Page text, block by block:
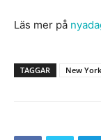
Läs mer på
TAGGAR New York